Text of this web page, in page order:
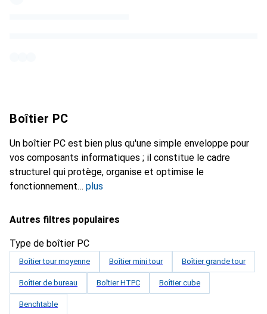
Boîtier PC
Un boîtier PC est bien plus qu'une simple enveloppe pour
vos composants informatiques ; il constitue le cadre
structurel qui protège, organise et optimise le
fonctionnement
plus
Autres filtres populaires
Type de boîtier PC
Boîtier tour moyenne Boîtier mini tour Boîtier grande tour
Boîtier de bureau Boîtier HTPC Boîtier cube
Benchtable